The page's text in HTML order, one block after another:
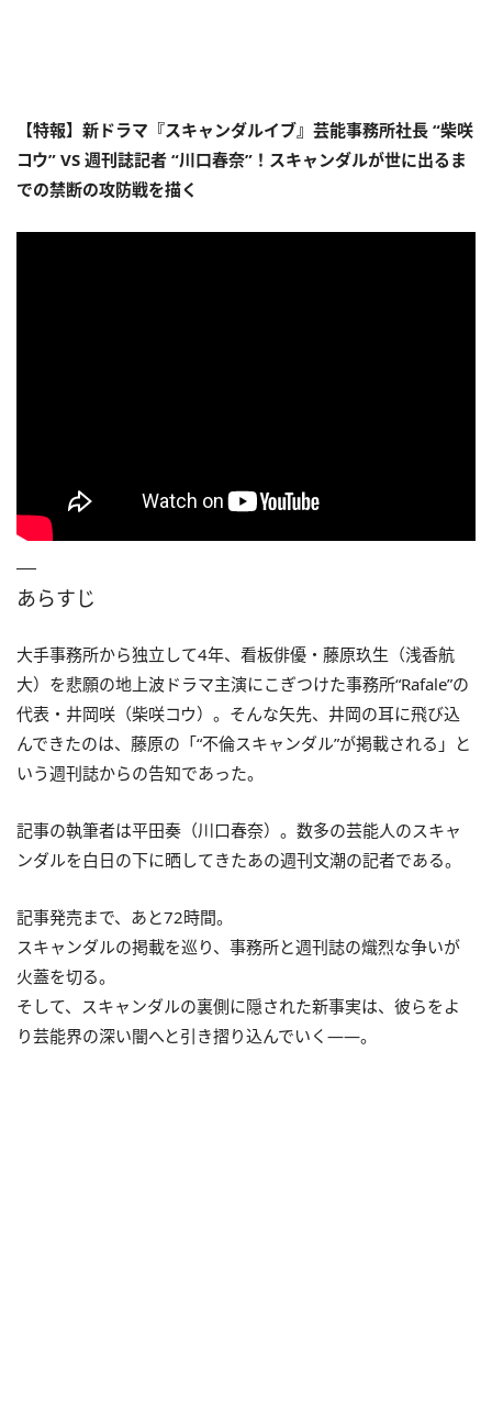
【特報】新ドラマ『スキャンダルイブ』芸能事務所社長 “柴咲
コウ” VS 週刊誌記者 “川口春奈”！スキャンダルが世に出るま
での禁断の攻防戦を描く
あらすじ
大手事務所から独立して4年、看板俳優・藤原玖生（浅香航
大）を悲願の地上波ドラマ主演にこぎつけた事務所“Rafale”の
代表・井岡咲（柴咲コウ）。そんな矢先、井岡の耳に飛び込
んできたのは、藤原の「“不倫スキャンダル”が掲載される」と
いう週刊誌からの告知であった。
記事の執筆者は平田奏（川口春奈）。数多の芸能人のスキャ
ンダルを白日の下に晒してきたあの週刊文潮の記者である。
記事発売まで、あと72時間。
スキャンダルの掲載を巡り、事務所と週刊誌の熾烈な争いが
火蓋を切る。
そして、スキャンダルの裏側に隠された新事実は、彼らをよ
り芸能界の深い闇へと引き摺り込んでいく――。